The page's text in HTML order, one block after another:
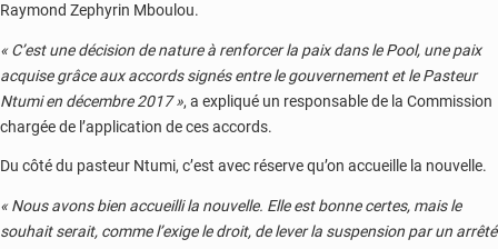
Raymond Zephyrin Mboulou.
« C’est une décision de nature à renforcer la paix dans le Pool, une paix
acquise grâce aux accords signés entre le gouvernement et le Pasteur
Ntumi en décembre 2017 », a expliqué un responsable de la Commission
chargée de l’application de ces accords.
Du côté du pasteur Ntumi, c’est avec réserve qu’on accueille la nouvelle.
« Nous avons bien accueilli la nouvelle. Elle est bonne certes, mais le
souhait serait, comme l’exige le droit, de lever la suspension par un arrêté